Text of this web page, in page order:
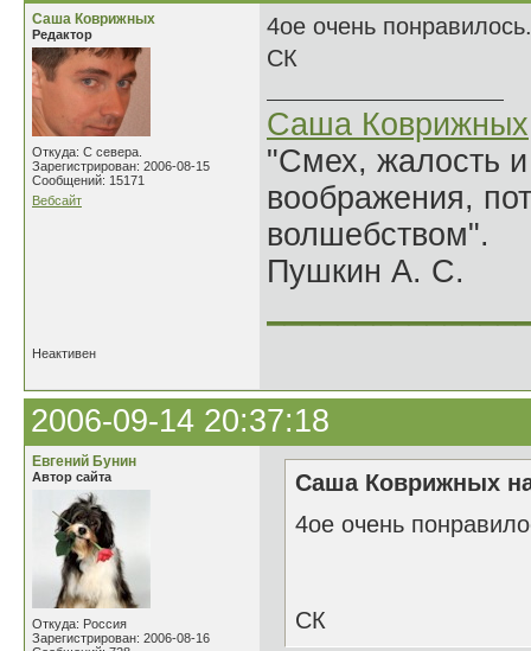
Саша Коврижных
Редактор
Откуда: С севера.
Зарегистрирован: 2006-08-15
Сообщений: 15171
Вебсайт
4ое очень понравилось.
СК
Саша Коврижных
"Смех, жалость
воображения,
волшебством".
Пушкин А. С.
Неактивен
2006-09-14 20:37:18
Евгений Бунин
Автор сайта
Откуда: Россия
Зарегистрирован: 2006-08-16
Саша Коврижных
4ое очень
СК